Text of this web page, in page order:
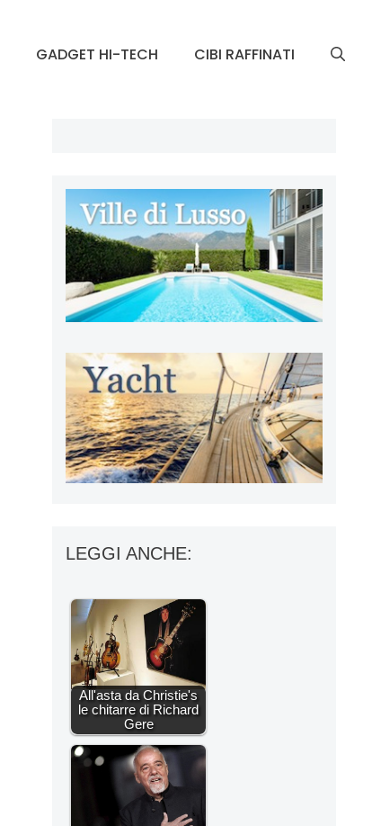
GADGET HI-TECH CIBI RAFFINATI
LEGGI ANCHE:
All'asta da Christie's
le chitarre di Richard
Gere